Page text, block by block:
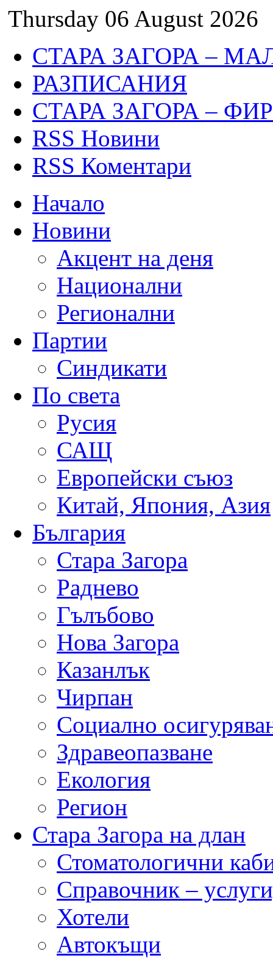
Thursday 06 August 2026
СТАРА ЗАГОРА –
РАЗПИСАНИЯ
СТАРА ЗАГОРА –
RSS Новини
RSS Коментари
Начало
Новини
Акцент на деня
Национални
Регионални
Партии
Синдикати
По света
Русия
САЩ
Европейски съюз
Китай, Япония, Азия
България
Стара Загора
Раднево
Гълъбово
Нова Загора
Казанлък
Чирпан
Социално
Здравеопазване
Екология
Регион
Стара Загора на длан
Стоматологични
Справочник –
Хотели
Автокъщи